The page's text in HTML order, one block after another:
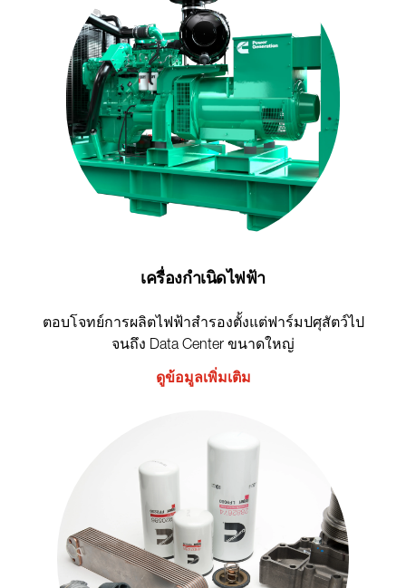
เครื่องกำเนิดไฟฟ้า
ตอบโจทย์การผลิตไฟฟ้าสำรองตั้งแต่ฟาร์มปศุสัตว์ไป
จนถึง Data Center ขนาดใหญ่
ดูข้อมูลเพิ่มเติม